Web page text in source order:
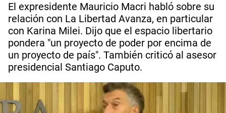
El expresidente Mauricio Macri habló sobre su
relación con La Libertad Avanza, en particular
con Karina Milei. Dijo que el espacio libertario
pondera "un proyecto de poder por encima de
un proyecto de país". También criticó al asesor
presidencial Santiago Caputo.